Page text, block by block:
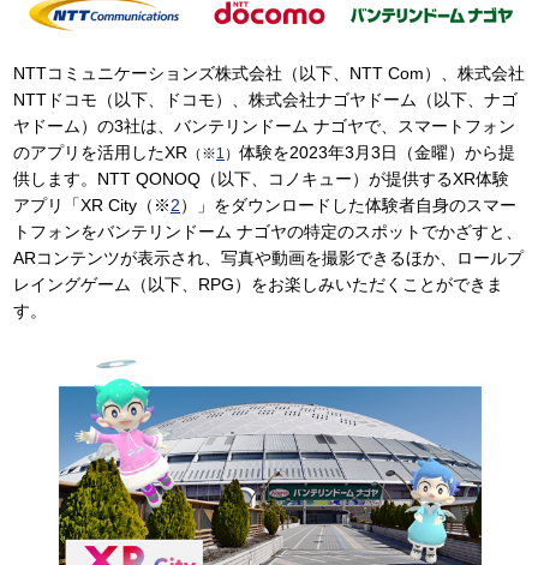
NTTコミュニケーションズ株式会社（以下、NTT Com）、株式会社
NTTドコモ（以下、ドコモ）、株式会社ナゴヤドーム（以下、ナゴ
ヤドーム）の3社は、バンテリンドーム ナゴヤで、スマートフォン
のアプリを活用したXR （※1 ） 体験を2023年3月3日（金曜）から提
供します。NTT QONOQ（以下、コノキュー）が提供するXR体験
アプリ「XR City（※2）」をダウンロードした体験者自身のスマー
トフォンをバンテリンドーム ナゴヤの特定のスポットでかざすと、
ARコンテンツが表示され、写真や動画を撮影できるほか、ロールプ
レイングゲーム（以下、RPG）をお楽しみいただくことができま
す。